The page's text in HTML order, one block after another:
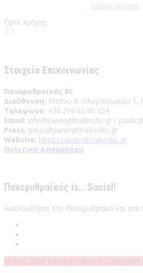
Όρους Χρήσης
Όροι Χρήσης
Στοιχεία Επικοινωνίας
Πανερυθραϊκός BC
Διεύθυνση: Ρίτσου & Ολυμπιονικών 1,
Τηλέφωνο: +30 210 62 00 024
Email: info@panerythraikosbc.gr /
Press: press@panerythraikosbc.gr
Website: https://panerythraikosbc.gr
Πολιτική Απορρήτου
Πανερυθραϊκός is… Social!
Ακολουθήστε τον Πανερυθραϊκό και στα
©1931-2026 Panerythraikos BC. All rights